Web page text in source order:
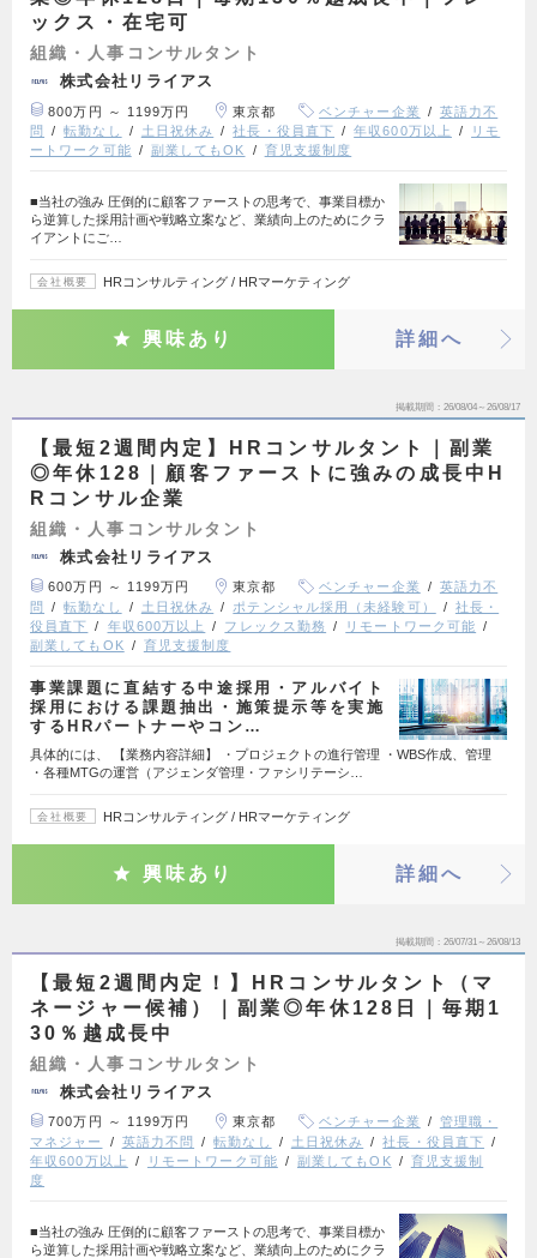
ックス・在宅可
組織・人事コンサルタント
株式会社リライアス
800万円 ～ 1199万円 東京都 ベンチャー企業
英語力不
問
転勤なし 土日祝休み 社長・役員直下 年収600万以上
リモ
ートワーク可能
副業してもOK 育児支援制度
■当社の強み 圧倒的に顧客ファーストの思考で、事業目標か
ら逆算した採用計画や戦略立案など、業績向上のためにクラ
イアントにご…
会社概要 HRコンサルティング / HRマーケティング
興味あり 詳細へ
掲載期間 26/08/04～26/08/17
【最短2週間内定】HRコンサルタント｜副業
◎年休128｜顧客ファーストに強みの成長中H
Rコンサル企業
組織・人事コンサルタント
株式会社リライアス
600万円 ～ 1199万円 東京都 ベンチャー企業
英語力不
問
転勤なし 土日祝休み ポテンシャル採用（未経験可）
社長・
役員直下
年収600万以上 フレックス勤務
リモートワーク可能
副業してもOK
育児支援制度
事業課題に直結する中途採用・アルバイト
採用における課題抽出・施策提示等を実施
するHRパートナーやコン…
具体的には、 【業務内容詳細】 ・プロジェクトの進行管理 ・WBS作成、管理
・各種MTGの運営（アジェンダ管理・ファシリテーシ…
会社概要 HRコンサルティング / HRマーケティング
興味あり 詳細へ
掲載期間 26/07/31～26/08/13
【最短2週間内定！】HRコンサルタント（マ
ネージャー候補）｜副業◎年休128日｜毎期1
30％越成長中
組織・人事コンサルタント
株式会社リライアス
700万円 ～ 1199万円 東京都 ベンチャー企業
管理職・
マネジャー
英語力不問 転勤なし 土日祝休み
社長・役員直下
年収600万以上
リモートワーク可能 副業してもOK
育児支援制
度
■当社の強み 圧倒的に顧客ファーストの思考で、事業目標か
ら逆算した採用計画や戦略立案など、業績向上のためにクラ